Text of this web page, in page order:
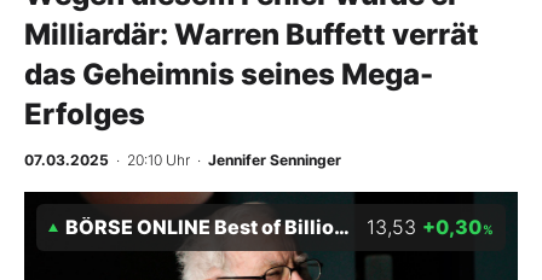
Abo & Shop
BO-Musterdepots
Experten
Mein B:O
Milliardär: Warren Buffett verrät
das Geheimnis seines Mega-
Erfolges
07.03.2025 · 20:10 Uhr · Jennifer Senninger
BÖRSE ONLINE Best of Billionaires Index NTR 05/29 13,53 +0,30%